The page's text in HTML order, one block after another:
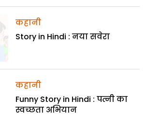
कहानी
Story in Hindi : नया सवेरा
कहानी
Funny Story in Hindi : पत्नी का
स्वच्छता अभियान